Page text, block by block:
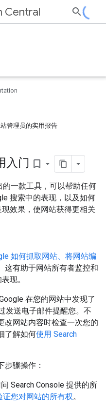
Central
管理员的实用报告
入门 bookmark_border
的一款工具，可以帮助任何
搜索中的表现，以及如何
效果，使网站获得更相关
如何抓取网站、将网站编
这有助于网站所有者监控和
现。
在您的网站中发现了
发送电子邮件提醒您。不
改网站内容时检查一次您的
了解如何使用 Search
步骤操作：
Search Console 提供的所
证您对网站的所有权。